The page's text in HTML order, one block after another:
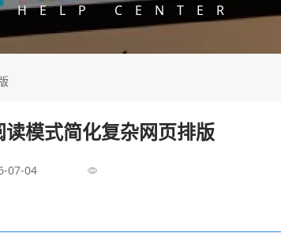
HELP CENTER
模式简化复杂网页排版
07-04